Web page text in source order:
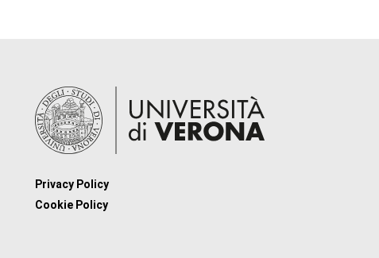
Privacy Policy
Cookie Policy